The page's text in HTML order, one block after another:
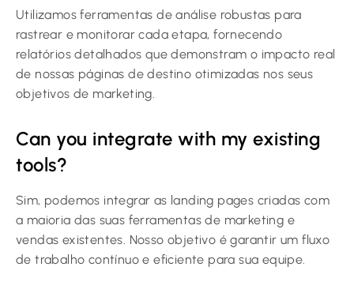
Utilizamos ferramentas de análise robustas para
rastrear e monitorar cada etapa, fornecendo
relatórios detalhados que demonstram o impacto real
de nossas páginas de destino otimizadas nos seus
objetivos de marketing.
Can you integrate with my existing
tools?
Sim, podemos integrar as landing pages criadas com
a maioria das suas ferramentas de marketing e
vendas existentes. Nosso objetivo é garantir um fluxo
de trabalho contínuo e eficiente para sua equipe.